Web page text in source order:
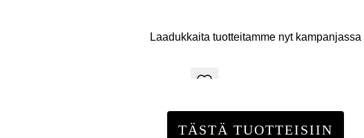
Laadukkaita tuotteitamme nyt kampanjassa
TÄSTÄ TUOTTEISIIN